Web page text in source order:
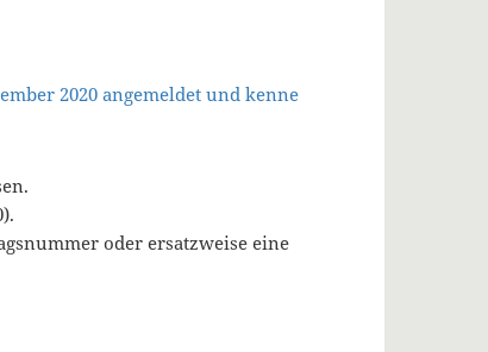
2020 angemeldet und kenne
oder ersatzweise eine